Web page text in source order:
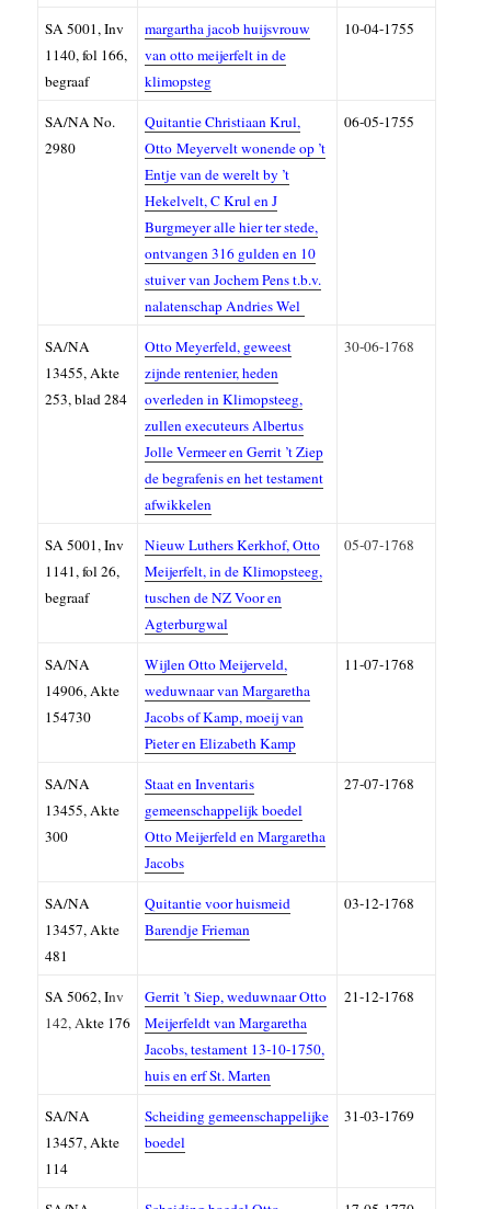
SA5001,Inv
1140, fol 166,
begraaf
margartha jacob huijsvrouw
van otto meijerfelt in de
klimopsteg
10-04-1755
SA/NANo.
2980
Quitantie Christiaan Krul,
OttoMeyerveltwonende op ’t
Entje van dewerelt by ’t
Hekelvelt, C Krul en J
Burgmeyer alle hier ter stede,
ontvangen 316 gulden en 10
stuiver van Jochem Pens t.b.v.
nalatenschap Andries Wel
06-05-1755
SA/NA
13455, Akte
253, blad 284
Otto Meyerfeld, geweest
zijnde rentenier, heden
overleden in Klimopsteeg,
zullen executeurs Albertus
Jolle Vermeer en Gerrit ’t Ziep
de begrafenis en het testament
afwikkelen
30-06-1768
SA5001,Inv
1141, fol 26,
begraaf
Nieuw Luthers Kerkhof, Otto
Meijerfelt, in de Klimopsteeg,
tuschen de NZ Voor en
Agterburgwal
05-07-1768
SA/NA
14906, Akte
154730
Wijlen Otto Meijerveld,
weduwnaar van Margaretha
Jacobs of Kamp, moeij van
Pieter en Elizabeth Kamp
11-07-1768
SA/NA
13455, Akte
300
Staat en Inventaris
gemeenschappelijk boedel
Otto Meijerfeld en Margaretha
Jacobs
27-07-1768
SA/NA
13457, Akte
481
Quitantie voor huismeid
Barendje Frieman
03-12-1768
SA 5062, Inv
142, Akte 176
Gerrit ’t Siep, weduwnaar Otto
Meijerfeldt van Margaretha
Jacobs, testament 13-10-1750,
huis en erf St. Marten
21-12-1768
SA/NA
13457, Akte
114
Scheiding gemeenschappelijke
boedel
31-03-1769